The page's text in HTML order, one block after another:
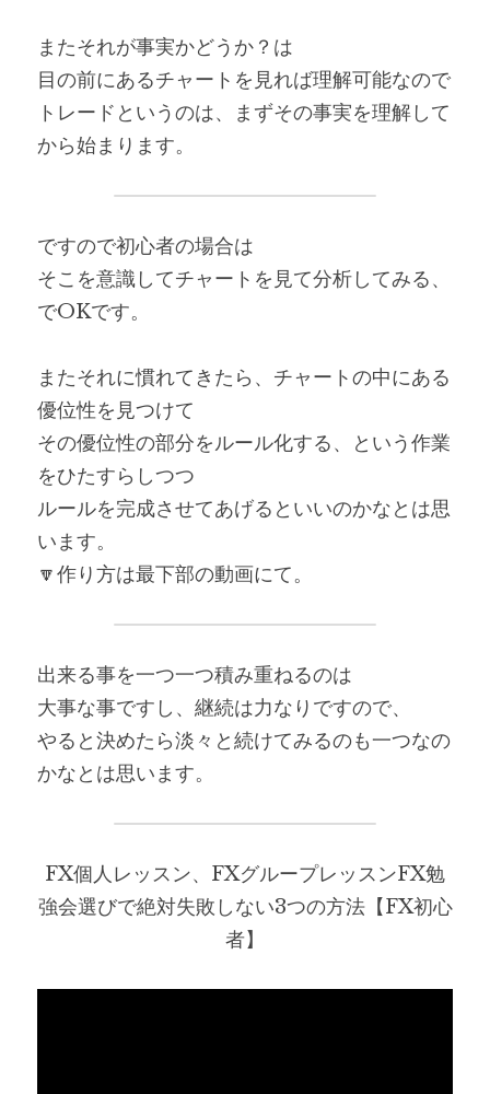
またそれが事実かどうか？は
目の前にあるチャートを見れば理解可能なので
トレードというのは、まずその事実を理解して
から始まります。
ですので初心者の場合は
そこを意識してチャートを見て分析してみる、
でOKです。
またそれに慣れてきたら、チャートの中にある
優位性を見つけて
その優位性の部分をルール化する、という作業
をひたすらしつつ
ルールを完成させてあげるといいのかなとは思
います。
🔽作り方は最下部の動画にて。
出来る事を一つ一つ積み重ねるのは
大事な事ですし、継続は力なりですので、
やると決めたら淡々と続けてみるのも一つなの
かなとは思います。
FX個人レッスン、FXグループレッスンFX勉
強会選びで絶対失敗しない3つの方法【FX初心
者】